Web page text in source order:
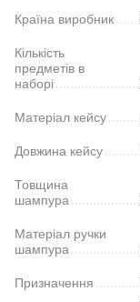
Країна виробник
Кількість
предметів в
наборі
Матеріал кейсу
Довжина кейсу
Товщина
шампура
Матеріал ручки
шампура
Призначення